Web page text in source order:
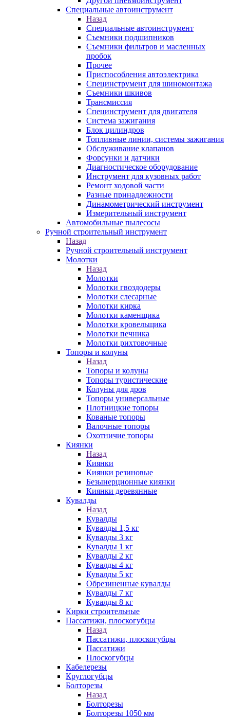
Специальные автоинструмент
Назад
Специальные автоинструмент
Съемники подшипников
Съемники фильтров и масленных
пробок
Прочее
Приспособления автоэлектрика
Специнструмент для шиномонтажа
Съемники шкивов
Трансмиссия
Специнструмент для двигателя
Система зажигания
Блок цилиндров
Топливные линии, системы зажигания
Обслуживание клапанов
Форсунки и датчики
Диагностическое оборудование
Инструмент для кузовных работ
Ремонт ходовой части
Разные принадлежности
Динамометрический инструмент
Измерительный инструмент
Автомобильные пылесосы
Ручной строительный инструмент
Назад
Ручной строительный инструмент
Молотки
Назад
Молотки
Молотки гвоздодеры
Молотки слесарные
Молотки кирка
Молотки каменщика
Молотки кровельщика
Молотки печника
Молотки рихтовочные
Топоры и колуны
Назад
Топоры и колуны
Топоры туристические
Колуны для дров
Топоры универсальные
Плотницкие топоры
Кованые топоры
Валочные топоры
Охотничие топоры
Киянки
Назад
Киянки
Киянки резиновые
Безынерционные киянки
Киянки деревянные
Кувалды
Назад
Кувалды
Кувалды 1,5 кг
Кувалды 3 кг
Кувалды 1 кг
Кувалды 2 кг
Кувалды 4 кг
Кувалды 5 кг
Обрезиненные кувалды
Кувалды 7 кг
Кувалды 8 кг
Кирки строительные
Пассатижи, плоскогубцы
Назад
Пассатижи, плоскогубцы
Пассатижи
Плоскогубцы
Кабелерезы
Круглогубцы
Болторезы
Назад
Болторезы
Болторезы 1050 мм